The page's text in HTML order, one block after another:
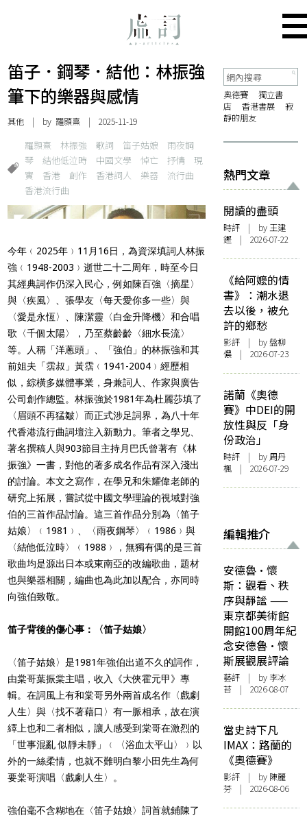
笛子．鋼琴．結他：林振強
筆下的樂器與感情
其他 | by 羅顥熹 | 2025-11-19
羅顥熹 林振強 歌詞 笛子姑娘
雨夜鋼
琴
結他低泣時 中國文學 悼亡 抒情
現
實
香港 創作 香港詞人 樂器
流行曲
香港流行曲
今年﹙2025年﹚11月16日，為資深填詞人林振
強﹙1948-2003﹚逝世二十二周年，時至今日
其經典詞作仍深入民心，例如陳百強〈摘星〉
與〈疾風〉、張學友〈每天愛你多一些〉與
〈愛是永恆〉、陳潔靈〈白金升降機〉和合唱
歌〈千個太陽〉，乃至蔡齡齡〈細水長流〉
等。人稱「洋蔥頭」、「強伯」的林振強和其
前姐夫「霑叔」黃霑﹙1941-2004﹚經歷相
似，綜橫多媒體事業，身兼詞人、作家與廣告
公司創作總監。林振強於1981年為杜麗莎填了
〈眉頭不再猛皺〉而正式涉足詞界，為八十年
代香港流行曲詞壇注入新動力。筆者之學兄、
著名撰稿人與903節目主持月巴氏曾著有《林
振強》一書，對他的著多成名作品有深入淺出
的討論。本文之寫作，在學兄和朱耀偉老師的
研究上拓展，嘗試從中國文學理論的視域對強
伯的三首作品討論。這三首作品分別為〈笛子
姑娘〉﹙1981﹚、〈雨夜鋼琴〉﹙1986﹚與
〈結他低泣時〉﹙1988﹚，無獨有偶的是三首
歌曲均是源出日本或東南亞的改編歌曲，題材
也與樂器相關，編曲也為此加以配合，亦同時
向強伯致敬。
笛子背後的傷心事：〈笛子姑娘〉
〈笛子姑娘〉是1981年強伯出道不久的詞作，
由棠哥葉振棠主唱，收入《大俠霍元甲》專
輯。在詞風上有和棠哥另外兩首成名作〈戲劇
人生〉與〈找不著藉口〉有一脈相承，故在演
繹上也和二者相似，讓人感受到棠哥在激烈的
「世事混亂 似靜未靜 」﹙〈浴血太平山〉﹚以
外的一絲柔情，也就不難明白黎小田先生為何
要棠哥演唱〈戲劇人生〉。
強伯毫不含糊地在〈笛子姑娘〉詞首就鋪陳了
奧德賽
獨立書
店
香港書展
寂
靜的朋友
熱門文章
閱讀的盡頭
時評 | by 王建
鏗 | 2026-07-22
《給阿嬤的情
書》：潮水退
去以後，被允
許的鄉愁
影評 | by 盤柳
儂 | 2026-07-23
諾蘭《奧德
賽》中DEI的開
放性與反「身
份政治」
時評 | by周丹
楓 | 2026-07-29
編輯推介
安德魯·懷
斯：觀看、秩
序與靜謐 ——
東京都美術館
開館100周年紀
念安德魯·懷
斯展觀展評論
藝評 | by 李冰
苔 | 2026-08-07
當史詩下凡
IMAX：路蘭的
《奧德賽》
影評 | by 陳麗
芬 | 2026-08-06